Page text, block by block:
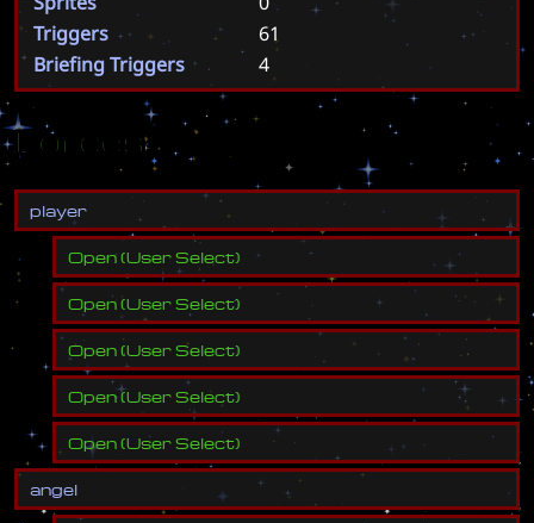
Triggers
61
Briefing Triggers
4
Forces
player
Open(User Select)
Open(User Select)
Open(User Select)
Open(User Select)
Open(User Select)
angel